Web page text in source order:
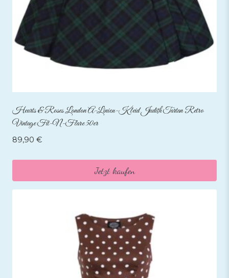
Hearts & Roses London A-Linien-Kleid Judith Tartan Retro
Vintage Fit-N-Flare 50er
89,90 €
Jetzt kaufen